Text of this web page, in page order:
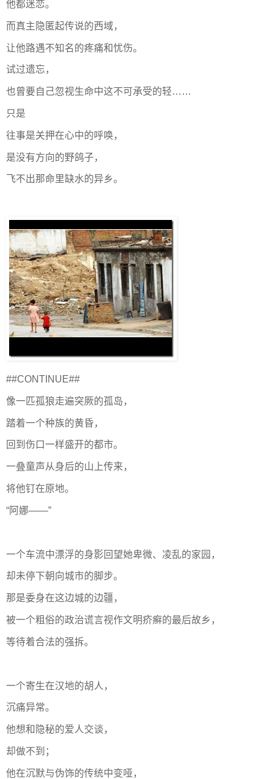
他都迷恋。
而真主隐匿起传说的西域，
让他路遇不知名的疼痛和忧伤。
试过遗忘，
也曾要自己忽视生命中这不可承受的轻……
只是
往事是关押在心中的呼唤，
是没有方向的野鸽子，
飞不出那命里缺水的异乡。
##CONTINUE##
像一匹孤狼走遍突厥的孤岛，
踏着一个种族的黄昏，
回到伤口一样盛开的都市。
一叠童声从身后的山上传来，
将他钉在原地。
“阿娜——”
一个车流中漂浮的身影回望她卑微、凌乱的家园，
却未停下朝向城市的脚步。
那是委身在这边城的边疆，
被一个粗俗的政治谎言视作文明疥癣的最后故乡，
等待着合法的强拆。
一个寄生在汉地的胡人，
沉痛异常。
他想和隐秘的爱人交谈，
却做不到；
他在沉默与伪饰的传统中变哑，